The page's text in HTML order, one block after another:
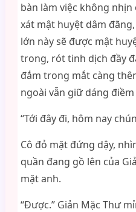
bàn làm việc không
xát mật huyệt dâm
lớn này sẽ được mật
trong, rót tinh dịch đầy
đắm trong mắt càng
ngoài vẫn giữ dáng
“Tới đây đi, hôm nay
Cô đỏ mặt đứng dậy,
quần đang gồ lên của
mặt anh.
“Được.” Giản Mặc Thư